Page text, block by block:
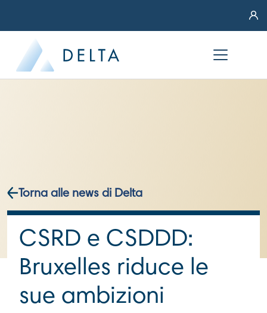
Torna alle news di Delta
CSRD e CSDDD:
Bruxelles riduce le
sue ambizioni